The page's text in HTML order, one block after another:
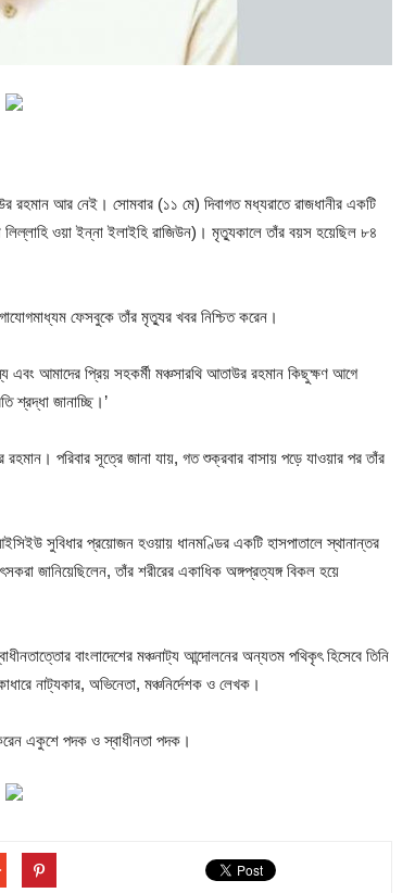
রহমান আর নেই। সোমবার (১১ মে) দিবাগত মধ্যরাতে রাজধানীর একটি
লিল্লাহি ওয়া ইন্না ইলাইহি রাজিউন)। মৃত্যুকালে তাঁর বয়স হয়েছিল ৮৪
ফেসবুকে তাঁর মৃত্যুর খবর নিশ্চিত করেন।
এবং আমাদের প্রিয় সহকর্মী মঞ্চসারথি আতাউর রহমান কিছুক্ষণ আগে
শ্রদ্ধা জানাচ্ছি।’
পরিবার সূত্রে জানা যায়, গত শুক্রবার বাসায় পড়ে যাওয়ার পর তাঁর
সুবিধার প্রয়োজন হওয়ায় ধানমণ্ডির একটি হাসপাতালে স্থানান্তর
জানিয়েছিলেন, তাঁর শরীরের একাধিক অঙ্গপ্রত্যঙ্গ বিকল হয়ে
বাংলাদেশের মঞ্চনাট্য আন্দোলনের অন্যতম পথিকৃৎ হিসেবে তিনি
নাট্যকার, অভিনেতা, মঞ্চনির্দেশক ও লেখক।
একুশে পদক ও স্বাধীনতা পদক।